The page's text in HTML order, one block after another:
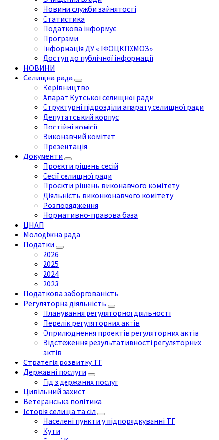
Новини служби зайнятості
Статистика
Податкова інформує
Програми
Інформація ДУ « ІФОЦКПХМОЗ»
Доступ до публічної інформації
НОВИНИ
Селищна рада
Керівництво
Апарат Кутської селищної ради
Структурні підрозділи апарату селищної ради
Депутатський корпус
Постійні комісії
Виконавчий комітет
Презентація
Документи
Проєкти рішень сесій
Сесії селищної ради
Проєкти рішень виконавчого комітету
Діяльність виконконавчого комітету
Розпорядження
Нормативно-правова база
ЦНАП
Молодіжна рада
Податки
2026
2025
2024
2023
Податкова заборгованість
Регуляторна діяльність
Планування регуляторної діяльності
Перелік регуляторних актів
Оприлюднення проектів регуляторних актів
Відстеження результативності регуляторних
актів
Стратегія розвитку ТГ
Державні послуги
Гід з держаних послуг
Цивільний захист
Ветеранська політика
Історія селища та сіл
Населені пункти у підпорядкуванні ТГ
Кути